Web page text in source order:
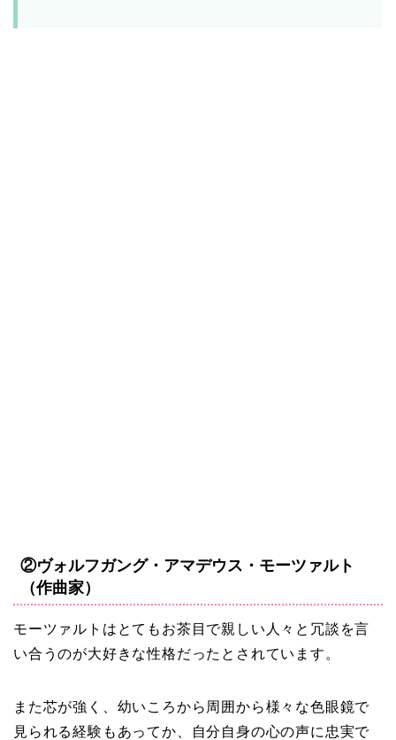
②ヴォルフガング・アマデウス・モーツァルト
（作曲家）
モーツァルトはとてもお茶目で親しい人々と冗談を言
い合うのが大好きな性格だったとされています。
また芯が強く、幼いころから周囲から様々な色眼鏡で
見られる経験もあってか、自分自身の心の声に忠実で